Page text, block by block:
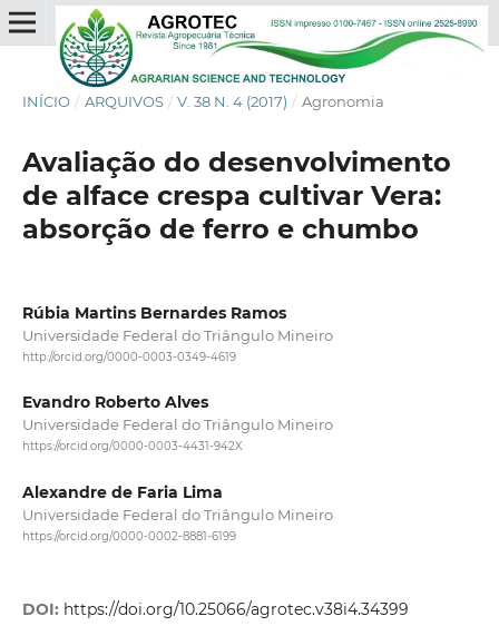
INÍCIO / ARQUIVOS / V. 38 N. 4 (2017) / Agronomia
Avaliação do desenvolvimento
de alface crespa cultivar Vera:
absorção de ferro e chumbo
Rúbia Martins Bernardes Ramos
Universidade Federal do Triângulo Mineiro
http://orcid.org/0000-0003-0349-4619
Evandro Roberto Alves
Universidade Federal do Triângulo Mineiro
https://orcid.org/0000-0003-4431-942X
Alexandre de Faria Lima
Universidade Federal do Triângulo Mineiro
https://orcid.org/0000-0002-8881-6199
DOI: https://doi.org/10.25066/agrotec.v38i4.34399